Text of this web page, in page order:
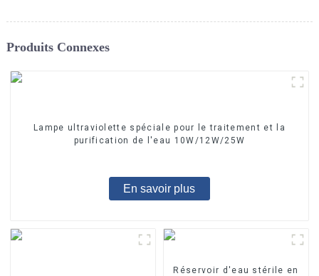
Produits Connexes
Lampe ultraviolette spéciale pour le traitement et la
purification de l'eau 10W/12W/25W
En savoir plus
Réservoir d'eau stérile en